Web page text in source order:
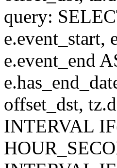
query:
e.event_start,
e.event_end
offset_dst,
INTERVAL